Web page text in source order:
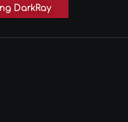
DarkRay